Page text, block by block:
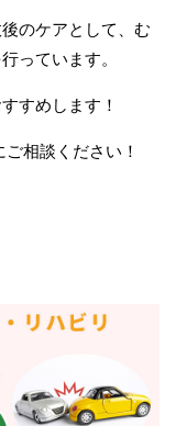
のケアとして、む
っています。
すめします！
相談ください！